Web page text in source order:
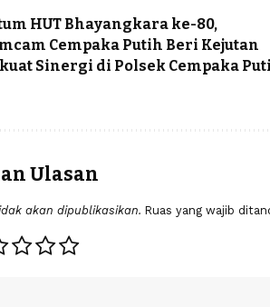
HUT Bhayangkara ke-80,
Cempaka Putih Beri Kejutan
Sinergi di Polsek Cempaka
Ulasan
akan dipublikasikan. Ruas yang wajib